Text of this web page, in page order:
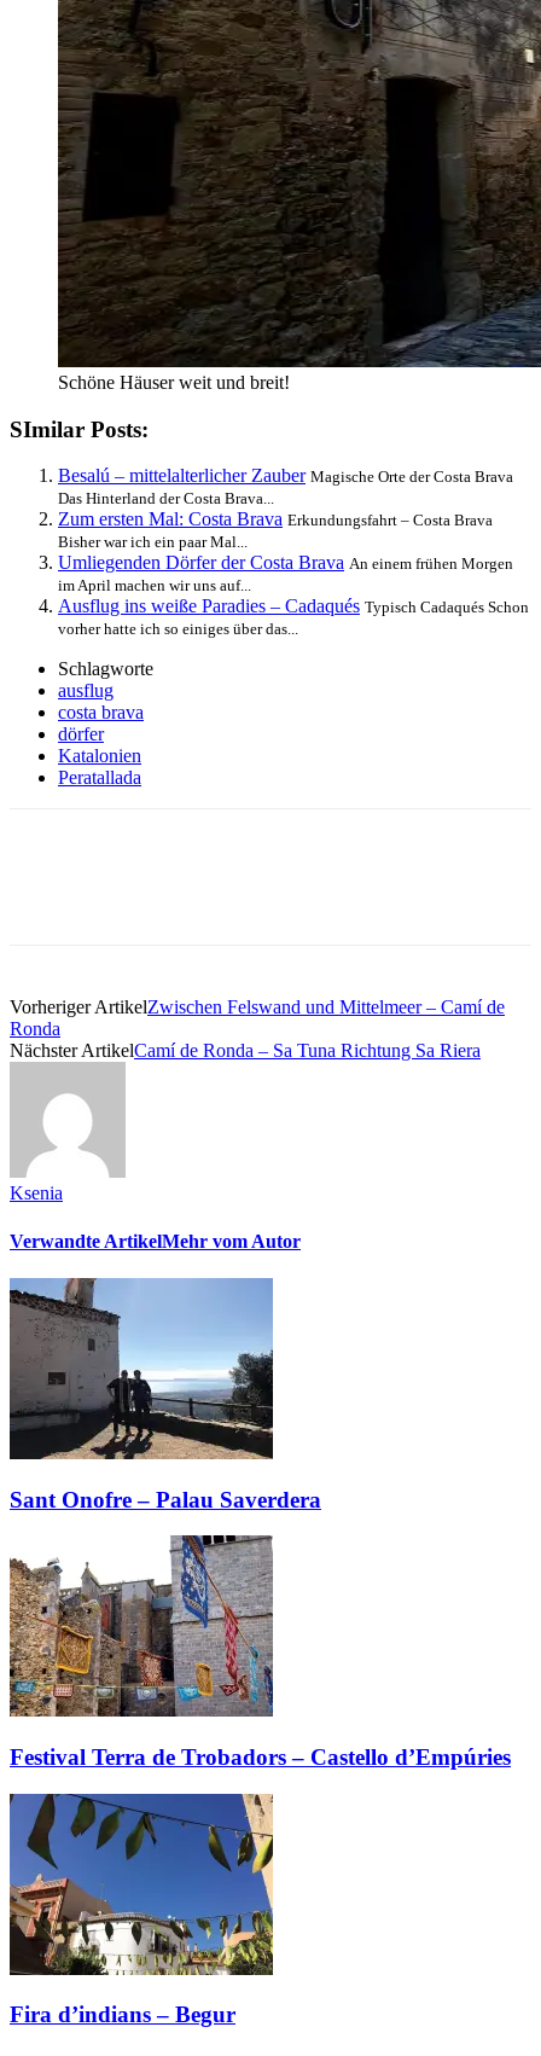
Schöne Häuser weit und breit!
SImilar Posts:
Besalú – mittelalterlicher Zauber Magische Orte der Costa Brava
Das Hinterland der Costa Brava...
Zum ersten Mal: Costa Brava Erkundungsfahrt – Costa Brava
Bisher war ich ein paar Mal...
Umliegenden Dörfer der Costa Brava An einem frühen Morgen
im April machen wir uns auf...
Ausflug ins weiße Paradies – Cadaqués Typisch Cadaqués Schon
vorher hatte ich so einiges über das...
Schlagworte
ausflug
costa brava
dörfer
Katalonien
Peratallada
Vorheriger ArtikelZwischen Felswand und Mittelmeer – Camí de
Ronda
Nächster ArtikelCamí de Ronda – Sa Tuna Richtung Sa Riera
Ksenia
Verwandte ArtikelMehr vom Autor
Sant Onofre – Palau Saverdera
Festival Terra de Trobadors – Castello d’Empúries
Fira d’indians – Begur